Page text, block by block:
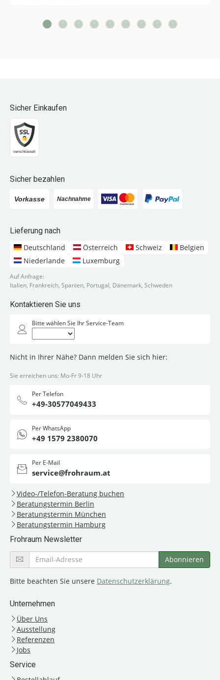
Sicher Einkaufen
Sicher bezahlen
Lieferung nach
Deutschland
Österreich Schweiz
Belgien
Niederlande
Luxemburg
Auf Anfrage:
Italien, Frankreich, Spanien, Portugal, Dänemark, Schweden
Kontaktieren Sie uns
Bitte wählen Sie Ihr Service-Team
Nicht in Ihrer Nähe? Dann melden Sie sich hier:
Sie erreichen uns: Mo-Fr 9-18 Uhr
Per Telefon
+49-30577049433
Per WhatsApp
+49 1579 2380070
Per E-Mail
service@frohraum.at
Video-/Telefon-Beratung buchen
Beratungstermin Berlin
Beratungstermin München
Beratungstermin Hamburg
Frohraum Newsletter
Bitte beachten Sie unsere Datenschutzerklärung.
Unternehmen
Über Uns
Ausstellung
Referenzen
Jobs
Service